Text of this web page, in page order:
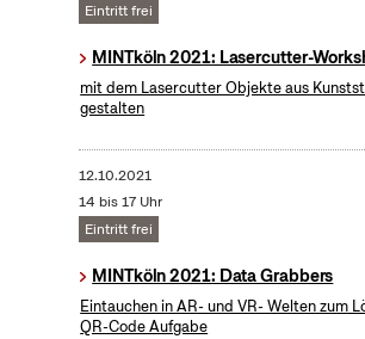
Eintritt frei
MINTköln 2021: Lasercutter-
mit dem Lasercutter Objekte aus
gestalten
12.10.2021
14 bis 17 Uhr
Eintritt frei
MINTköln 2021: Data Grabbers
Eintauchen in AR- und VR- Welten zum
QR-Code Aufgabe